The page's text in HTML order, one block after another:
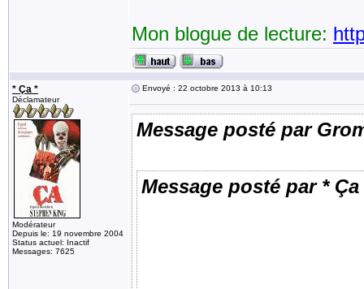
Mon blogue de lecture:
* Ça *
Déclamateur
Modérateur
Depuis le: 19 novembre 2004
Status actuel: Inactif
Messages: 7625
Envoyé : 22 octobre 2013 à 10:13
Message posté par
Message posté par * Ça